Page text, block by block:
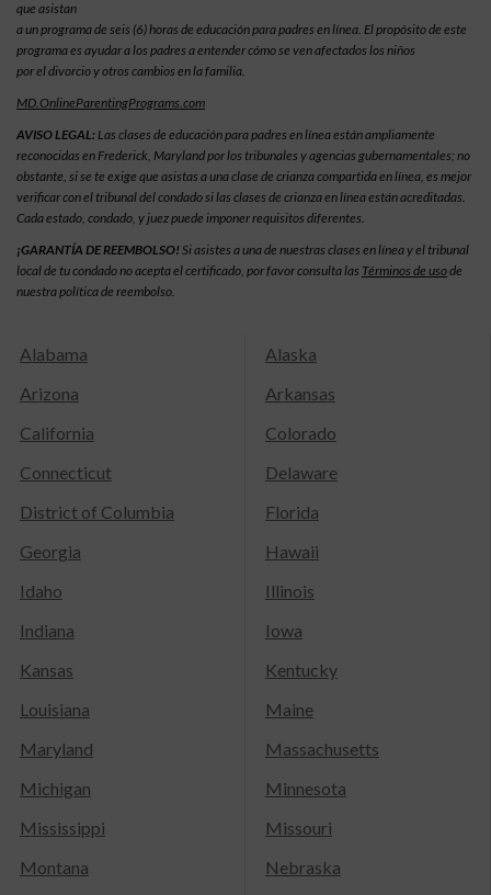
que asistan
a un programa de seis (6) horas de educación para padres en línea. El propósito de este
programa es ayudar a los padres a entender cómo se ven afectados los niños
por el divorcio y otros cambios en la familia.
MD.OnlineParentingPrograms.com
AVISO LEGAL:Las clases de educación para padres en línea están ampliamente
reconocidas en Frederick, Maryland por los tribunales y agencias gubernamentales; no
obstante, si se te exige que asistas a una clase de crianza compartida en línea, es mejor
verificar con el tribunal del condado si las clases de crianza en línea están acreditadas.
Cada estado, condado, y juez puede imponer requisitos diferentes.
¡GARANTÍA DE REEMBOLSO! Si asistes a una de nuestras clases en línea y el tribunal
local de tu condado no acepta el certificado, por favor consulta las Términos de usode
nuestra política de reembolso.
Alabama
Alaska
Arizona
Arkansas
California
Colorado
Connecticut
Delaware
District of Columbia
Florida
Georgia
Hawaii
Idaho
Illinois
Indiana
Iowa
Kansas
Kentucky
Louisiana
Maine
Maryland
Massachusetts
Michigan
Minnesota
Mississippi
Missouri
Montana
Nebraska